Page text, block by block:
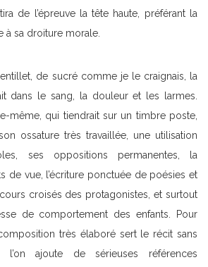
de l’épreuve la tête haute, préférant la
à sa droiture morale.
de sucré comme je le craignais, la
dans le sang, la douleur et les larmes.
même, qui tiendrait sur un timbre poste,
ossature très travaillée, une utilisation
ses oppositions permanentes, la
de vue, l’écriture ponctuée de poésies et
croisés des protagonistes, et surtout
de comportement des enfants. Pour
très élaboré sert le récit sans
l’on ajoute de sérieuses références